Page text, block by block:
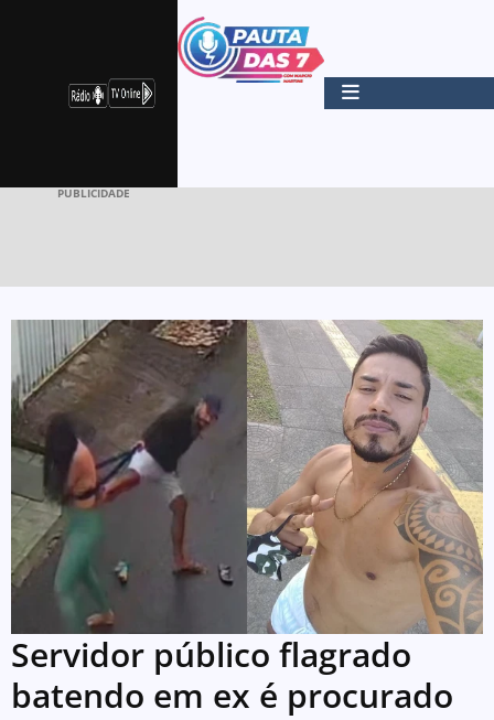
PUBLICIDADE
Servidor público flagrado
batendo em ex é procurado